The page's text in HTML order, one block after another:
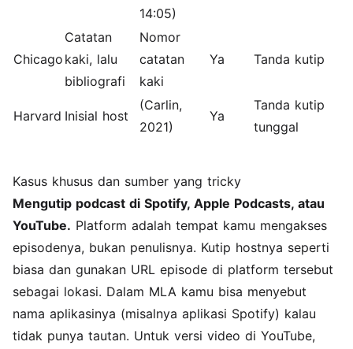
14:05)
Chicago
Catatan
kaki, lalu
bibliografi
Nomor
catatan
kaki
Ya Tanda kutip
Harvard Inisial host
(Carlin,
2021)
Ya
Tanda kutip
tunggal
Kasus khusus dan sumber yang tricky
Mengutip podcast di Spotify, Apple Podcasts, atau
YouTube. Platform adalah tempat kamu mengakses
episodenya, bukan penulisnya. Kutip hostnya seperti
biasa dan gunakan URL episode di platform tersebut
sebagai lokasi. Dalam MLA kamu bisa menyebut
nama aplikasinya (misalnya aplikasi Spotify) kalau
tidak punya tautan. Untuk versi video di YouTube,